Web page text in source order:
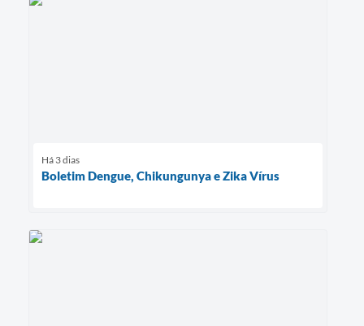
Há 3 dias
Boletim Dengue, Chikungunya e Zika Vírus